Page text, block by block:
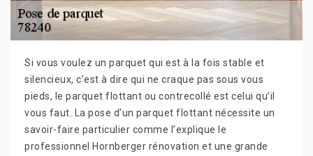
Si vous voulez un parquet qui est à la fois stable et
silencieux, c’est à dire qui ne craque pas sous vous
pieds, le parquet flottant ou contrecollé est celui qu’il
vous faut. La pose d’un parquet flottant nécessite un
savoir-faire particulier comme l’explique le
professionnel Hornberger rénovation et une grande